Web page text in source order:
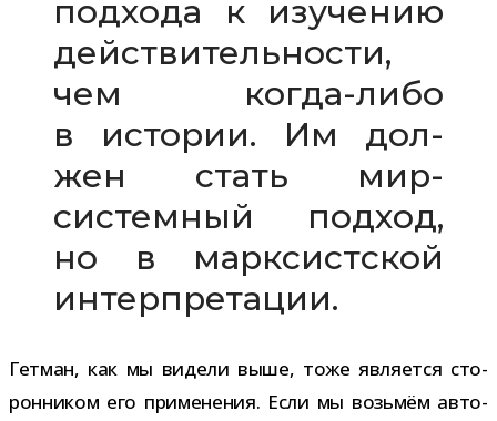
под­хода к изу­че­нию
дей­стви­тель­но­сти,
чем когда-​либо
в исто­рии. Им дол­
жен стать мир-​
системный под­ход,
но в марк­сист­ской
интерпретации.
Гетман, как мы видели выше, тоже явля­ется сто­
рон­ни­ком его при­ме­не­ния. Если мы возь­мём авто­